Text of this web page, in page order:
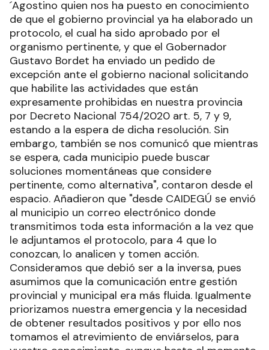
´Agostino quien nos ha puesto en conocimiento
de que el gobierno provincial ya ha elaborado un
protocolo, el cual ha sido aprobado por el
organismo pertinente, y que el Gobernador
Gustavo Bordet ha enviado un pedido de
excepción ante el gobierno nacional solicitando
que habilite las actividades que están
expresamente prohibidas en nuestra provincia
por Decreto Nacional 754/2020 art. 5, 7 y 9,
estando a la espera de dicha resolución. Sin
embargo, también se nos comunicó que mientras
se espera, cada municipio puede buscar
soluciones momentáneas que considere
pertinente, como alternativa", contaron desde el
espacio. Añadieron que "desde CAIDEGÚ se envió
al municipio un correo electrónico donde
transmitimos toda esta información a la vez que
le adjuntamos el protocolo, para 4 que lo
conozcan, lo analicen y tomen acción.
Consideramos que debió ser a la inversa, pues
asumimos que la comunicación entre gestión
provincial y municipal era más fluida. Igualmente
priorizamos nuestra emergencia y la necesidad
de obtener resultados positivos y por ello nos
tomamos el atrevimiento de enviárselos, para